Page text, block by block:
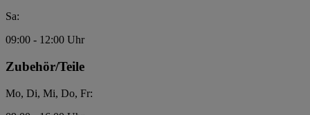
Sa:
09:00 - 12:00 Uhr
Zubehör/Teile
Mo, Di, Mi, Do, Fr: